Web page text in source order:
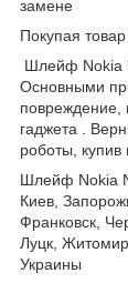
замене
Покупая
Шлейф Nokia
Основными
повреждение,
гаджета .
роботы, купив
Шлейф Nokia
Киев,
Франковск,
Луцк,
Украины